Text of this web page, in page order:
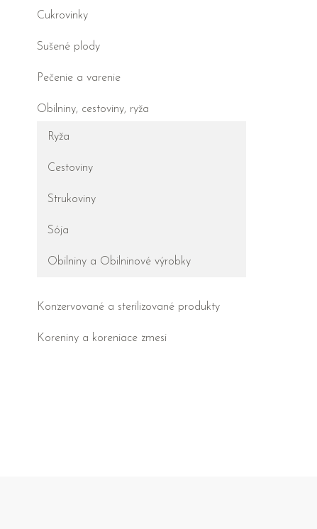
Cukrovinky
Sušené plody
Pečenie a varenie
Obilniny, cestoviny, ryža
Ryža
Cestoviny
Strukoviny
Sója
Obilniny a Obilninové výrobky
Konzervované a sterilizované produkty
Koreniny a koreniace zmesi